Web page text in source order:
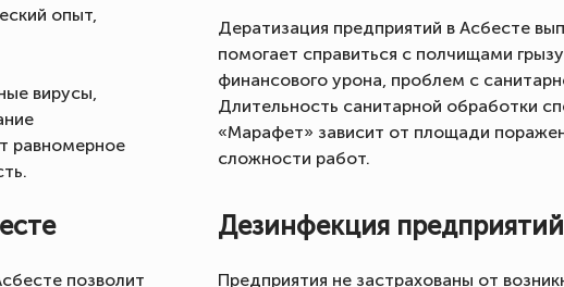
опыт,
вирусы,
равномерное
Дератизация предприятий в Асбесте
помогает справиться с полчищами
финансового урона, проблем с
Длительность санитарной обработки
«Марафет» зависит от площади
сложности работ.
позволит
Дезинфекция
Предприятия не застрахованы от